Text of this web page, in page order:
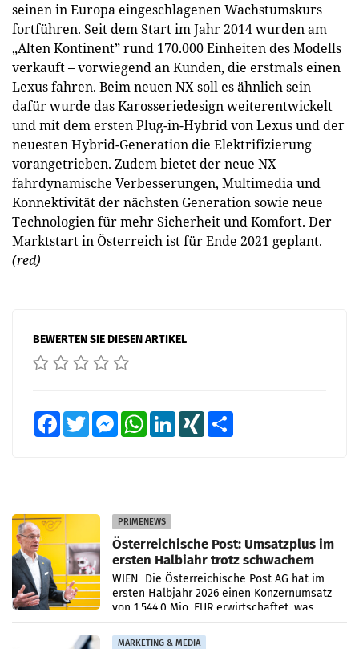
seinen in Europa eingeschlagenen Wachstumskurs
fortführen. Seit dem Start im Jahr 2014 wurden am
„Alten Kontinent” rund 170.000 Einheiten des Modells
verkauft – vorwiegend an Kunden, die erstmals einen
Lexus fahren. Beim neuen NX soll es ähnlich sein –
dafür wurde das Karosseriedesign weiterentwickelt
und mit dem ersten Plug-in-Hybrid von Lexus und der
neuesten Hybrid-Generation die Elektrifizierung
vorangetrieben. Zudem bietet der neue NX
fahrdynamische Verbesserungen, Multimedia und
Konnektivität der nächsten Generation sowie neue
Technologien für mehr Sicherheit und Komfort. Der
Marktstart in Österreich ist für Ende 2021 geplant.
(red)
BEWERTEN SIE DIESEN ARTIKEL
FacebookTwitter MessengerWhatsAppLinkedInXING
PRIMENEWS
Österreichische Post: Umsatzplus im
ersten Halbjahr trotz schwachem
Briefgeschäft
WIEN Die Österreichische Post AG hat im
ersten Halbjahr 2026 einen Konzernumsatz
von 1.544,0 Mio. EUR erwirtschaftet, was
einem Plus von 3,8 Prozent gegenüber dem
Vergleichszeitraum
MARKETING & MEDIA